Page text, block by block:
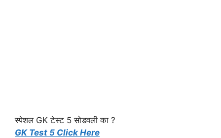
स्पेशल GK टेस्ट 5 सोडवली का ?
GK Test 5 Click Here